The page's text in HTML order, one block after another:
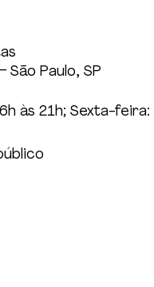
São Paulo, SP
às 21h; Sexta-